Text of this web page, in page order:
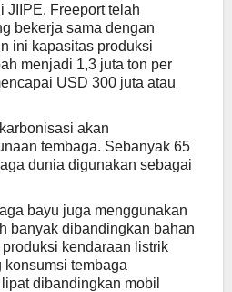
JIIPE, Freeport telah
bekerja sama dengan
ini kapasitas produksi
menjadi 1,3 juta ton per
USD 300 juta atau
akan
tembaga. Sebanyak 65
dunia digunakan sebagai
bayu juga menggunakan
banyak dibandingkan bahan
kendaraan listrik
konsumsi tembaga
dibandingkan mobil